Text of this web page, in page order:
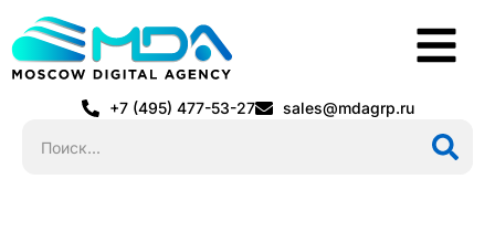
+7 (495) 477-53-27 sales@mdagrp.ru